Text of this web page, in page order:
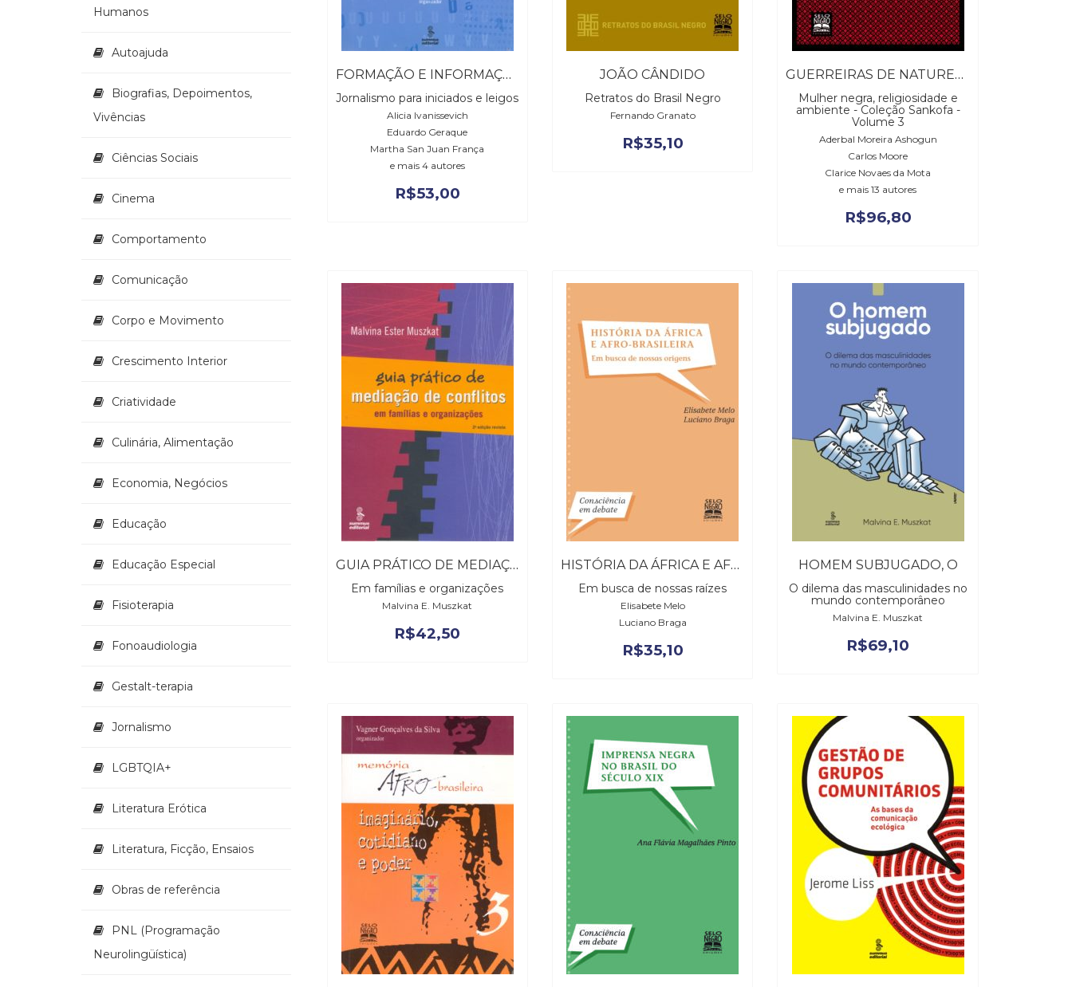
FORMAÇÃO E INFORMAÇÃO CIENTÍFICA
Jornalismo para iniciados e leigos
Alicia Ivanissevich
Eduardo Geraque
Martha San Juan França
e mais 4 autores
R$53,00
JOÃO CÂNDIDO
Retratos do Brasil Negro
Fernando Granato
R$35,10
GUERREIRAS DE NATUREZA
Mulher negra, religiosidade e
ambiente - Coleção Sankofa -
Volume 3
Aderbal Moreira Ashogun
Carlos Moore
Clarice Novaes da Mota
e mais 13 autores
R$96,80
GUIA PRÁTICO DE MEDIAÇÃO DE CONFLITOS
Em famílias e organizações
Malvina E. Muszkat
R$42,50
HISTÓRIA DA ÁFRICA E AFRO-BRASILEIRA
Em busca de nossas raízes
Elisabete Melo
Luciano Braga
R$35,10
HOMEM SUBJUGADO, O
O dilema das masculinidades no
mundo contemporâneo
Malvina E. Muszkat
R$69,10
Humanos
Autoajuda
Biografias, Depoimentos,
Vivências
Ciências Sociais
Cinema
Comportamento
Comunicação
Corpo e Movimento
Crescimento Interior
Criatividade
Culinária, Alimentação
Economia, Negócios
Educação
Educação Especial
Fisioterapia
Fonoaudiologia
Gestalt-terapia
Jornalismo
LGBTQIA+
Literatura Erótica
Literatura, Ficção, Ensaios
Obras de referência
PNL (Programação
Neurolingüística)